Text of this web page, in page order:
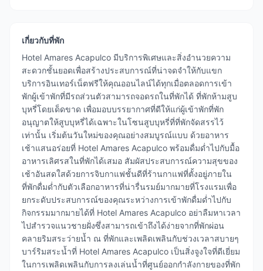
เกี่ยวกับที่พัก
Hotel Amares Acapulco มีบริการพิเศษและสิ่งอำนวยความ
สะดวกชั้นยอดเพื่อสร้างประสบการณ์ที่น่าจดจำให้กับแขก
บริการอินเทอร์เน็ตฟรีให้คุณออนไลน์ได้ทุกเมื่อตลอดการเข้า
พักผู้เข้าพักที่มีรถส่วนตัวสามารถจอดรถในที่พักได้ ที่พักห้ามสูบ
บุหรี่โดยเด็ดขาด เพื่อมอบบรรยากาศที่ดีให้แก่ผู้เข้าพักที่พัก
อนุญาตให้สูบบุหรี่ได้เฉพาะในโซนสูบบุหรี่ที่ที่พักจัดสรรไว้
เท่านั้น เริ่มต้นวันใหม่ของคุณอย่างสมบูรณ์แบบ ด้วยอาหาร
เช้าแสนอร่อยที่ Hotel Amares Acapulco พร้อมดื่มด่ำไปกับมื้อ
อาหารเลิศรสในที่พักได้เสมอ สัมผัสประสบการณ์ความสุขของ
เช้าอันสดใสด้วยการจิบกาแฟชั้นดีที่ร้านกาแฟที่ตั้งอยู่ภายใน
ที่พักดื่มด่ำกับตัวเลือกอาหารที่น่ารื่นรมย์มากมายที่โรงแรมเพื่อ
ยกระดับประสบการณ์ของคุณระหว่างการเข้าพักดื่มด่ำไปกับ
กิจกรรมมากมายได้ที่ Hotel Amares Acapulco อย่าลืมหาเวลา
ไปสำรวจแนวชายฝั่งซึ่งสามารถเข้าถึงได้ง่ายจากที่พักผ่อน
คลายริมสระว่ายน้ำ ณ ที่พักและเพลิดเพลินกับช่วงเวลาสบายๆ
บาร์ริมสระน้ำที่ Hotel Amares Acapulco เป็นสิ่งจูงใจที่ดีเยี่ยม
ในการเพลิดเพลินกับการลงเล่นน้ำที่ศูนย์ออกกำลังกายของที่พัก